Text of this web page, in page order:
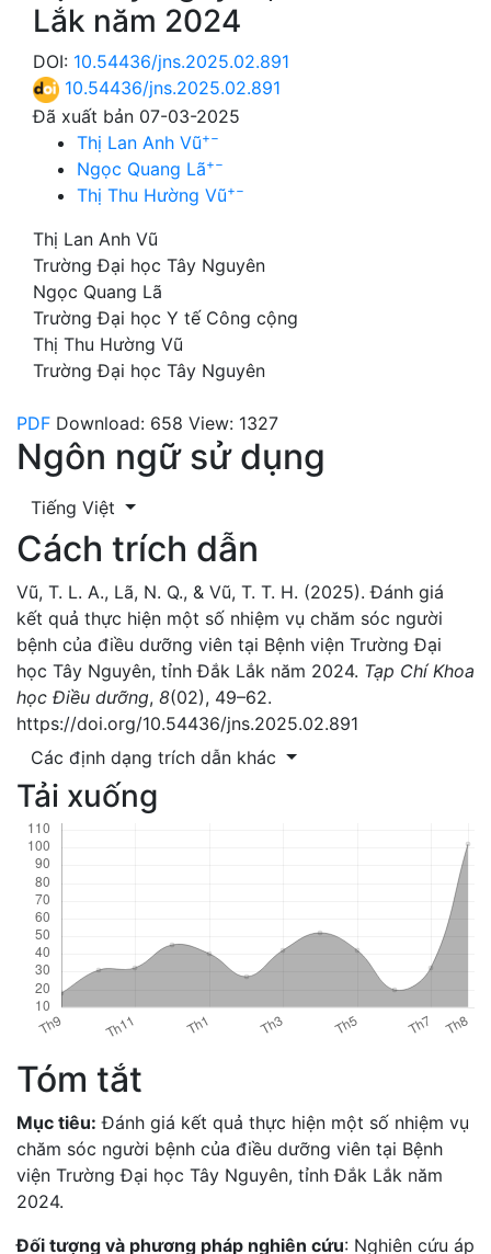
Lắk năm 2024
DOI: 10.54436/jns.2025.02.891
10.54436/jns.2025.02.891
Đã xuất bản 07-03-2025
Thị Lan Anh Vũ+−
Ngọc Quang Lã+−
Thị Thu Hường Vũ+−
Thị Lan Anh Vũ
Trường Đại học Tây Nguyên
Ngọc Quang Lã
Trường Đại học Y tế Công cộng
Thị Thu Hường Vũ
Trường Đại học Tây Nguyên
PDF Download: 658 View: 1327
Ngôn ngữ sử dụng
Tiếng Việt
Cách trích dẫn
Vũ, T. L. A., Lã, N. Q., & Vũ, T. T. H. (2025). Đánh giá
kết quả thực hiện một số nhiệm vụ chăm sóc người
bệnh của điều dưỡng viên tại Bệnh viện Trường Đại
học Tây Nguyên, tỉnh Đắk Lắk năm 2024. Tạp Chí Khoa
học Điều dưỡng, 8(02), 49–62.
https://doi.org/10.54436/jns.2025.02.891
Các định dạng trích dẫn khác
Tải xuống
Tóm tắt
Mục tiêu: Đánh giá kết quả thực hiện một số nhiệm vụ
chăm sóc người bệnh của điều dưỡng viên tại Bệnh
viện Trường Đại học Tây Nguyên, tỉnh Đắk Lắk năm
2024.
Đối tượng và phương pháp nghiên cứu: Nghiên cứu áp